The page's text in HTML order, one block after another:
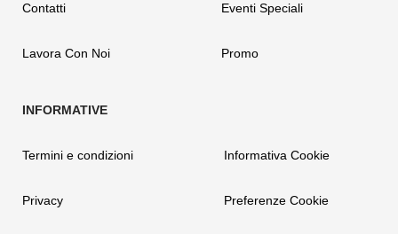
Contatti
Lavora Con Noi
Eventi Speciali
Promo
Termini e condizioni
Privacy
Informativa Cookie
Preferenze Cookie